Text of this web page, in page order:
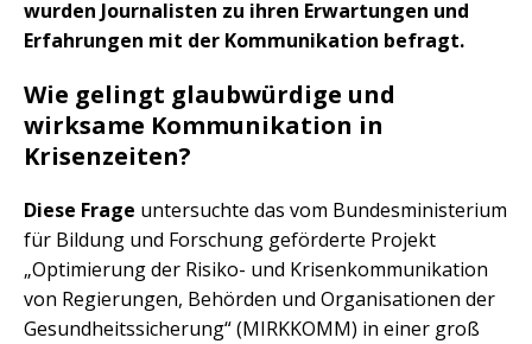
wurden Journalisten zu ihren Erwartungen und
Erfahrungen mit der Kommunikation befragt.
Wie gelingt glaubwürdige und
wirksame Kommunikation in
Krisenzeiten?
Diese Frage untersuchte das vom Bundesministerium
für Bildung und Forschung geförderte Projekt
„Optimierung der Risiko- und Krisenkommunikation
von Regierungen, Behörden und Organisationen der
Gesundheitssicherung“ (MIRKKOMM) in einer groß